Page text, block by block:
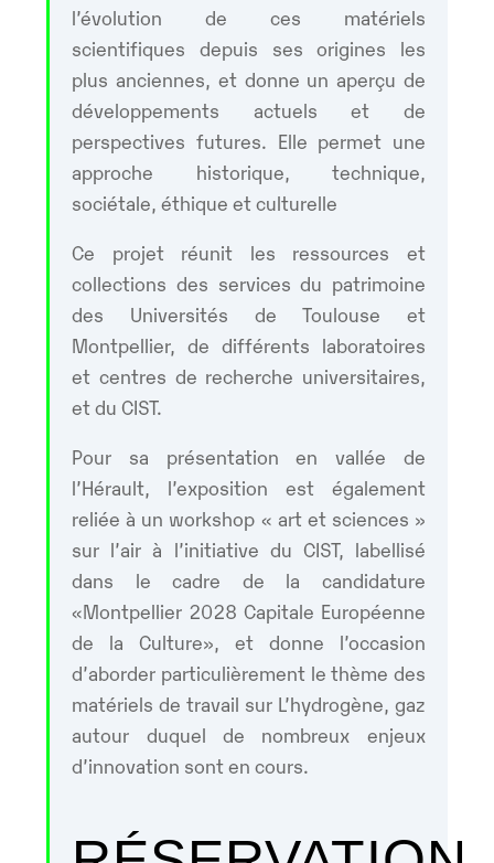
l’évolution de ces matériels
scientifiques depuis ses origines les
plus anciennes, et donne un aperçu de
développements actuels et de
perspectives futures. Elle permet une
approche historique, technique,
sociétale, éthique et culturelle
Ce projet réunit les ressources et
collections des services du patrimoine
des Universités de Toulouse et
Montpellier, de différents laboratoires
et centres de recherche universitaires,
et du CIST.
Pour sa présentation en vallée de
l’Hérault, l’exposition est également
reliée à un workshop « art et sciences »
sur l’air à l’initiative du CIST, labellisé
dans le cadre de la candidature
«Montpellier 2028 Capitale Européenne
de la Culture», et donne l’occasion
d’aborder particulièrement le thème des
matériels de travail sur L’hydrogène, gaz
autour duquel de nombreux enjeux
d’innovation sont en cours.